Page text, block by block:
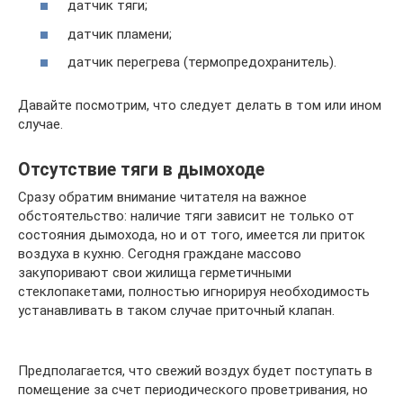
датчик тяги;
датчик пламени;
датчик перегрева (термопредохранитель).
Давайте посмотрим, что следует делать в том или ином
случае.
Отсутствие тяги в дымоходе
Сразу обратим внимание читателя на важное
обстоятельство: наличие тяги зависит не только от
состояния дымохода, но и от того, имеется ли приток
воздуха в кухню. Сегодня граждане массово
закупоривают свои жилища герметичными
стеклопакетами, полностью игнорируя необходимость
устанавливать в таком случае приточный клапан.
Предполагается, что свежий воздух будет поступать в
помещение за счет периодического проветривания, но